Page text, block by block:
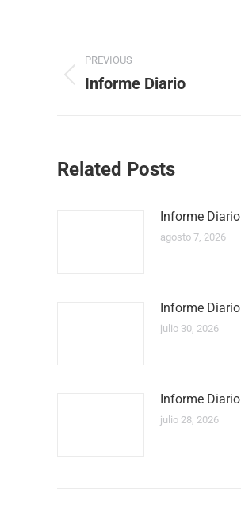
PREVIOUS
Informe Diario
Related Posts
Informe Diario
agosto 7, 2026
Informe Diario
julio 30, 2026
Informe Diario
julio 28, 2026